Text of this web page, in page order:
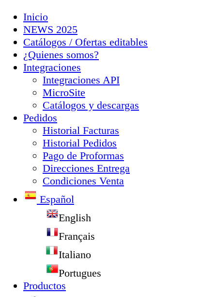
Inicio
NEWS 2025
Catálogos / Ofertas editables
¿Quienes somos?
Integraciones
Integraciones API
MicroSite
Catálogos y descargas
Pedidos
Historial Facturas
Historial Pedidos
Pago de Proformas
Direcciones Entrega
Condiciones Venta
Español
English
Français
Italiano
Portugues
Productos